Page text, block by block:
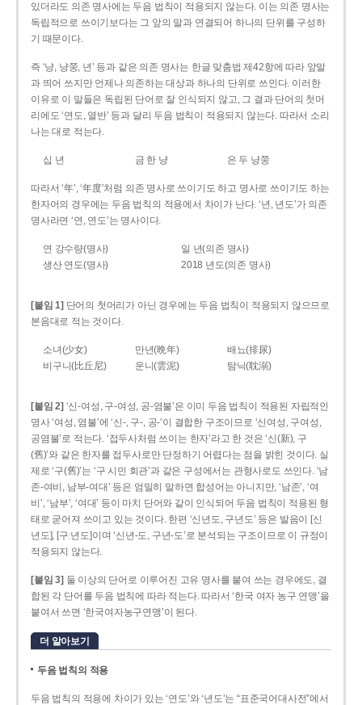
있더라도 의존 명사에는 두음 법칙이 적용되지 않는다. 이는 의존 명사는
독립적으로 쓰이기보다는 그 앞의 말과 연결되어 하나의 단위를 구성하
기 때문이다.
즉 ‘냥, 냥쭝, 년’ 등과 같은 의존 명사는 한글 맞춤법 제42항에 따라 앞말
과 띄어 쓰지만 언제나 의존하는 대상과 하나의 단위로 쓰인다. 이러한
이유로 이 말들은 독립된 단어로 잘 인식되지 않고, 그 결과 단어의 첫머
리에도 ‘연도, 열반’ 등과 달리 두음 법칙이 적용되지 않는다. 따라서 소리
나는 대로 적는다.
십 년 금 한 냥 은 두 냥쭝
따라서 ‘年’, ‘年度’처럼 의존 명사로 쓰이기도 하고 명사로 쓰이기도 하는
한자어의 경우에는 두음 법칙의 적용에서 차이가 난다. ‘년, 년도’가 의존
명사라면 ‘연, 연도’는 명사이다.
연 강수량(명사)
일 년(의존 명사)
생산 연도(명사)
2018 년도(의존 명사)
[붙임 1] 단어의 첫머리가 아닌 경우에는 두음 법칙이 적용되지 않으므로
본음대로 적는 것이다.
소녀(少女) 만년(晩年)
배뇨(排尿)
비구니(比丘尼)
운니(雲泥) 탐닉(耽溺)
[붙임 2] ‘신-여성, 구-여성, 공-염불’은 이미 두음 법칙이 적용된 자립적인
명사 ‘여성, 염불’에 ‘신-, 구-, 공-’이 결합한 구조이므로 ‘신여성, 구여성,
공염불’로 적는다. ‘접두사처럼 쓰이는 한자’라고 한 것은 ‘신(新), 구
(舊)’와 같은 한자를 접두사로만 단정하기 어렵다는 점을 밝힌 것이다. 실
제로 ‘구(舊)’는 ‘구 시민 회관’과 같은 구성에서는 관형사로도 쓰인다. ‘남
존­-여비, 남부-­여대’ 등은 엄밀히 말하면 합성어는 아니지만, ‘남존’, ‘여
비’, ‘남부’, ‘여대’ 등이 마치 단어와 같이 인식되어 두음 법칙이 적용된 형
태로 굳어져 쓰이고 있는 것이다. 한편 ‘신년도, 구년도’ 등은 발음이 [신
년도], [구ː년도]이며 ‘신년­-도, 구년-­도’로 분석되는 구조이므로 이 규정이
적용되지 않는다.
[붙임 3] 둘 이상의 단어로 이루어진 고유 명사를 붙여 쓰는 경우에도, 결
합된 각 단어를 두음 법칙에 따라 적는다. 따라서 ‘한국 여자 농구 연맹’을
붙여서 쓰면 ‘한국여자농구연맹’이 된다.
더 알아보기
두음 법칙의 적용
두음 법칙의 적용에 차이가 있는 ‘연도’와 ‘년도’는 “표준국어대사전”에서